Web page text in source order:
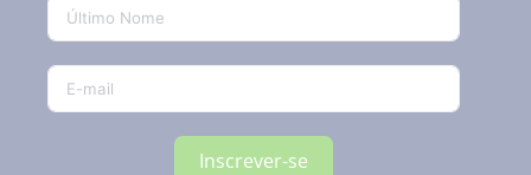
Inscrever-se